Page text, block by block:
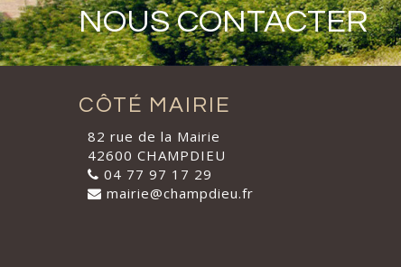
NOUS CONTACTER
CÔTÉ MAIRIE
82 rue de la Mairie
42600 CHAMPDIEU
04 77 97 17 29
mairie@champdieu.fr